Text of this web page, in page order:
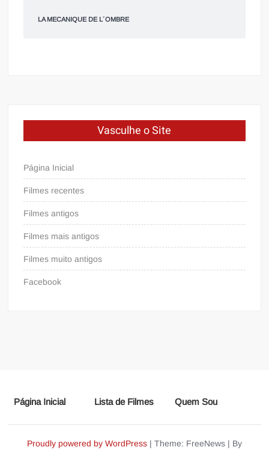
LA MECANIQUE DE L´OMBRE
Vasculhe o Site
Página Inicial
Filmes recentes
Filmes antigos
Filmes mais antigos
Filmes muito antigos
Facebook
Página Inicial Lista de Filmes Quem Sou
Proudly powered by WordPress | Theme: FreeNews | By